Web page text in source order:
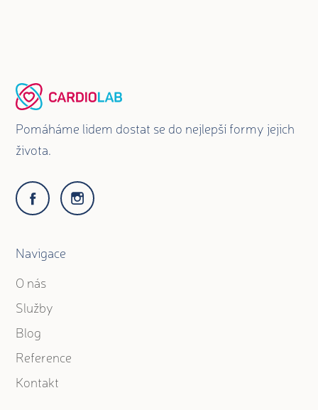
Pomáháme lidem dostat se do nejlepší formy jejich
života.
Navigace
O nás
Služby
Blog
Reference
Kontakt